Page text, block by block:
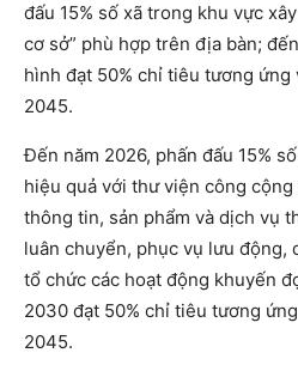
đấu 15% số xã trong khu vực
cơ sở” phù hợp trên địa bàn;
hình đạt 50% chỉ tiêu tương ứng
2045.
Đến năm 2026, phấn đấu 15%
hiệu quả với thư viện công
thông tin, sản phẩm và dịch vụ
luân chuyển, phục vụ lưu động,
tổ chức các hoạt động khuyến
2030 đạt 50% chỉ tiêu tương
2045.